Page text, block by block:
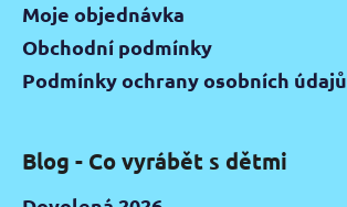
Moje objednávka
Obchodní podmínky
Podmínky ochrany osobních údajů
Blog - Co vyrábět s dětmi